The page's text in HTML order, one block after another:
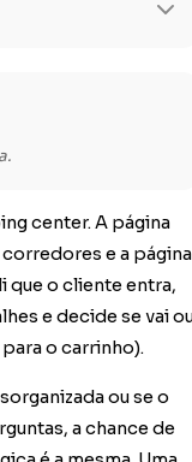
center. A página
e a página
que o cliente entra,
e decide se vai
o carrinho).
ou se o
a chance de